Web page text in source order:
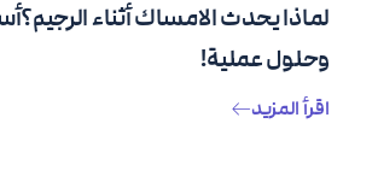
لماذا يحدث الامساك أثناء
وحلول عملية!
اقرأ المزيد